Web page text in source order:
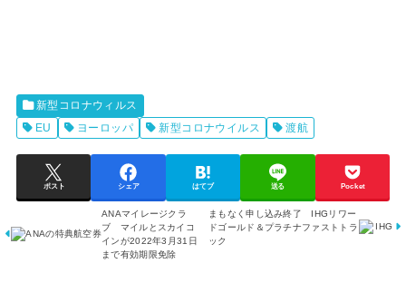
新型コロナウィルス
EU
ヨーロッパ 新型コロナウイルス 渡航
ポスト シェア はてブ 送る Pocket
ANAマイレージクラ
ブ マイルとスカイコ
インが2022年3月31日
まで有効期限免除
まもなく申し込み終了 IHGリワー
ドゴールド＆プラチナファストトラ
ック